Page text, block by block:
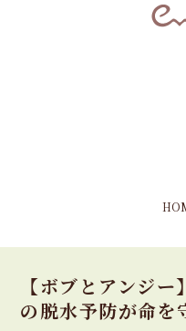
【ボブとアンジ
の脱水予防が命を